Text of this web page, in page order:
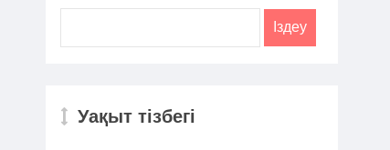
Уақыт тізбегі